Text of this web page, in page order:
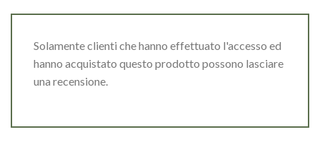
Solamente clienti che hanno effettuato l'accesso ed
hanno acquistato questo prodotto possono lasciare
una recensione.